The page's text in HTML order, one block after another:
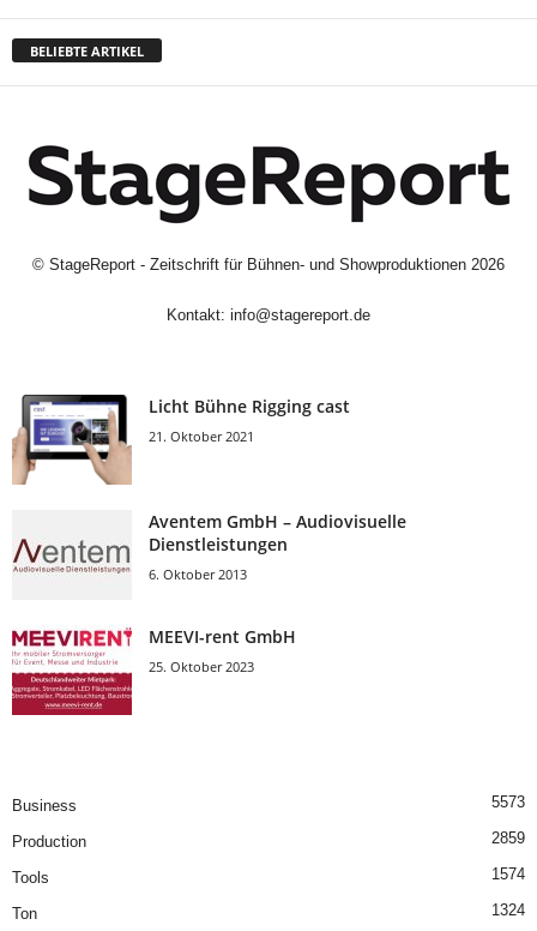
BELIEBTE ARTIKEL
© StageReport - Zeitschrift für Bühnen- und Showproduktionen 2026
Kontakt: info@stagereport.de
Licht Bühne Rigging cast
21. Oktober 2021
Aventem GmbH – Audiovisuelle
Dienstleistungen
6. Oktober 2013
MEEVI-rent GmbH
25. Oktober 2023
Business 5573
Production 2859
Tools 1574
Ton 1324